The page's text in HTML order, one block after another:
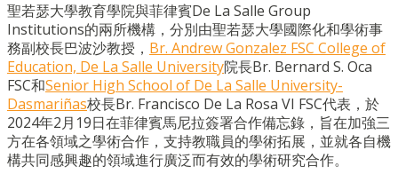
聖若瑟大學教育學院與菲律賓De La Salle Group
Institutions的兩所機構，分別由聖若瑟大學國際化和學術事
務副校長巴波沙教授， Br. Andrew Gonzalez FSC College of
Education, De La Salle University院長Br. Bernard S. Oca
FSC和Senior High School of De La Salle University-
Dasmariñas校長Br. Francisco De La Rosa VI FSC代表，於
2024年2月19日在菲律賓馬尼拉簽署合作備忘錄，旨在加強三
方在各領域之學術合作，支持教職員的學術拓展，並就各自機
構共同感興趣的領域進行廣泛而有效的學術研究合作。